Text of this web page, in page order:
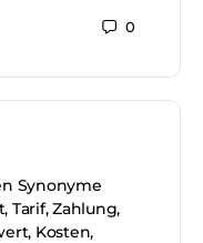
0
Synonyme
Tarif, Zahlung,
Kosten,